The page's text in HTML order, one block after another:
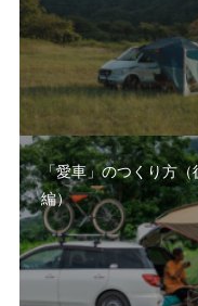
「愛車」のつくり方（
編）